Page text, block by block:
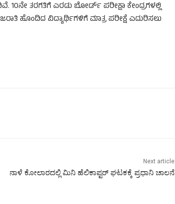
10ನೇ ತರಗತಿಗೆ ಎರಡು ಬೋರ್ಡ್ ಪರೀಕ್ಷಾ ಕೇಂದ್ರಗಳಲ್ಲಿ
ಹೊಂದಿದ ವಿದ್ಯಾರ್ಥಿಗಳಿಗೆ ಮಾತ್ರ ಪರೀಕ್ಷೆ ಎದುರಿಸಲು
Next article
ನಾಳೆ ಕೋಲಾರದಲ್ಲಿ ಮಿನಿ ಹೆಲಿಕಾಪ್ಟರ್ ಘಟಕಕ್ಕೆ ಪ್ರಧಾನಿ ಚಾಲನೆ